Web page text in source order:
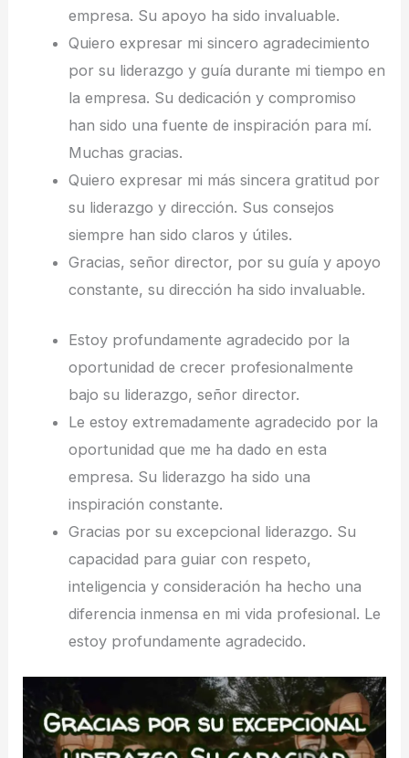
empresa. Su apoyo ha sido invaluable.
Quiero expresar mi sincero agradecimiento
por su liderazgo y guía durante mi tiempo en
la empresa. Su dedicación y compromiso
han sido una fuente de inspiración para mí.
Muchas gracias.
Quiero expresar mi más sincera gratitud por
su liderazgo y dirección. Sus consejos
siempre han sido claros y útiles.
Gracias, señor director, por su guía y apoyo
constante, su dirección ha sido invaluable.
Estoy profundamente agradecido por la
oportunidad de crecer profesionalmente
bajo su liderazgo, señor director.
Le estoy extremadamente agradecido por la
oportunidad que me ha dado en esta
empresa. Su liderazgo ha sido una
inspiración constante.
Gracias por su excepcional liderazgo. Su
capacidad para guiar con respeto,
inteligencia y consideración ha hecho una
diferencia inmensa en mi vida profesional. Le
estoy profundamente agradecido.